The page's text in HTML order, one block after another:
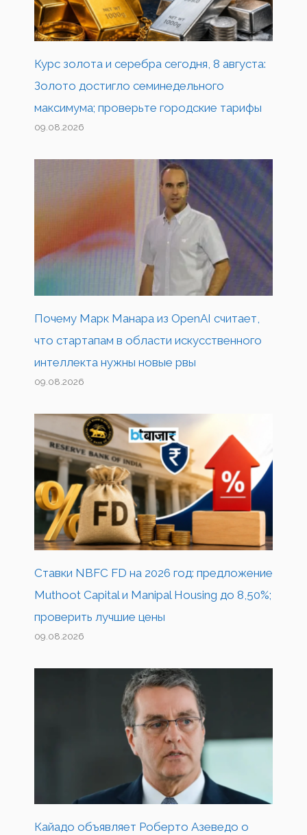
Курс золота и серебра сегодня, 8 августа:
Золото достигло семинедельного
максимума; проверьте городские тарифы
09.08.2026
Почему Марк Манара из OpenAI считает,
что стартапам в области искусственного
интеллекта нужны новые рвы
09.08.2026
Ставки NBFC FD на 2026 год: предложение
Muthoot Capital и Manipal Housing до 8,50%;
проверить лучшие цены
09.08.2026
Кайадо объявляет Роберто Азеведо о